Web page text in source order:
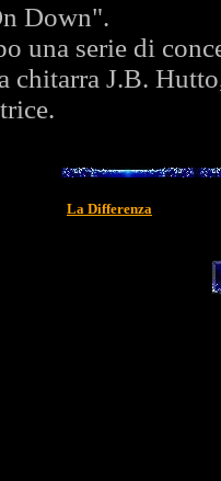
Down".
una serie di
chitarra J.B.
La Differenza